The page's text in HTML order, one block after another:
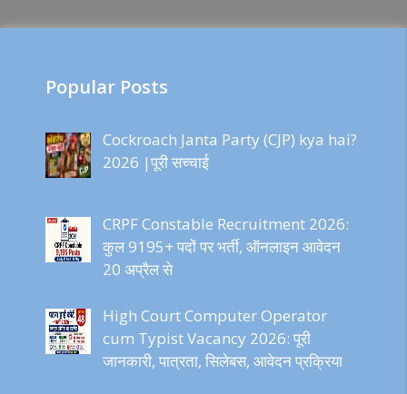
Popular Posts
Cockroach Janta Party (CJP) kya hai?
2026 |पूरी सच्चाई
CRPF Constable Recruitment 2026:
कुल 9195+ पदों पर भर्ती, ऑनलाइन आवेदन
20 अप्रैल से
High Court Computer Operator
cum Typist Vacancy 2026: पूरी
जानकारी, पात्रता, सिलेबस, आवेदन प्रक्रिया